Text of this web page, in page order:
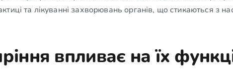
та лікуванні захворювань органів, що стикаються з
впливає на їх